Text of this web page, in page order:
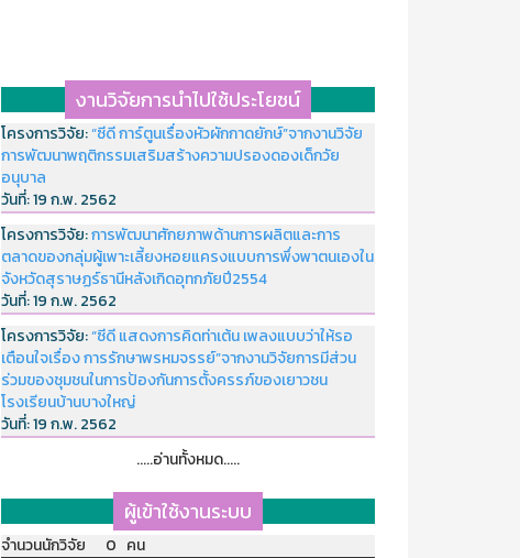
งานวิจัยการนำไปใช้ประโยชน์
โครงการวิจัย:“ซีดี การ์ตูนเรื่องหัวผักกาดยักษ์”จากงานวิจัย
การพัฒนาพฤติกรรมเสริมสร้างความปรองดองเด็กวัย
อนุบาล
วันที่:19 ก.พ. 2562
โครงการวิจัย:การพัฒนาศักยภาพด้านการผลิตและการ
ตลาดของกลุ่มผู้เพาะเลี้ยงหอยแครงแบบการพึ่งพาตนเองใน
จังหวัดสุราษฏร์ธานีหลังเกิดอุทกภัยปี2554
วันที่:19 ก.พ. 2562
โครงการวิจัย:“ซีดี แสดงการคิดท่าเต้น เพลงแบบว่าให้รอ
เตือนใจเรื่อง การรักษาพรหมจรรย์”จากงานวิจัยการมีส่วน
ร่วมของชุมชนในการป้องกันการตั้งครรภ์ของเยาวชน
โรงเรียนบ้านบางใหญ่
วันที่:19 ก.พ. 2562
.....อ่านทั้งหมด.....
ผู้เข้าใช้งานระบบ
จำนวนนักวิจัย 0 คน